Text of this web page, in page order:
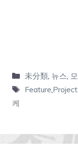
未分類, 뉴스,
Feature,
케